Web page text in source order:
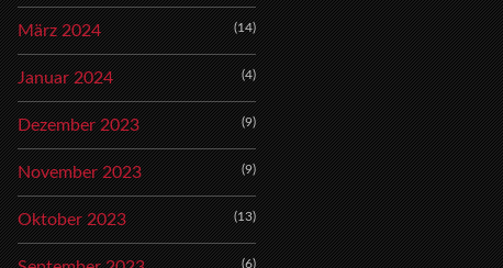
März 2024 (14)
Januar 2024 (4)
Dezember 2023 (9)
November 2023 (9)
Oktober 2023 (13)
(6)